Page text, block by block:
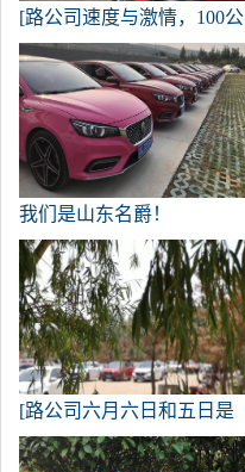
[路公司速度与激情，100公
里速度比赛
我们是山东名爵！
[路公司六月六日和五日是
最高领导人